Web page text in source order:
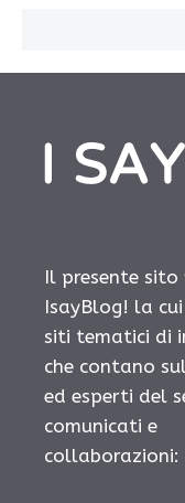
Il presente
IsayBlog! la
siti tematici di
che contano
ed esperti del
comunicati e
collaborazioni: